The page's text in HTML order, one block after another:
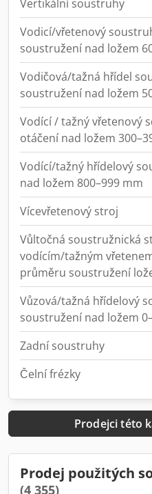
Vertikální soustruhy
Vodicí/vřetenový
soustružení nad ložem
Vodičová/tažná hřídel
soustružení nad ložem
Vodící / tažný vřetenový
otáčení nad ložem
Vodící/tažný hřídelový
nad ložem 800–999 mm
Vícevřetenový stroj
Vůltočná soustružnická
vodícím/tažným
průměru soustružení
Vůzová/tažná hřídelový
soustružení nad ložem
Zadní soustruhy
Čelní frézky
Prodejci této
Prodej použitých
(4 355)